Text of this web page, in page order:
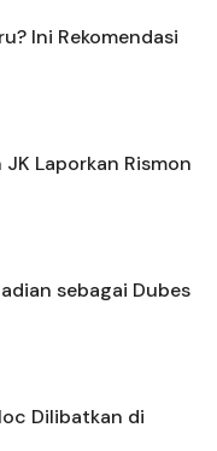
Ini Rekomendasi
Laporkan Rismon
sebagai Dubes
Dilibatkan di